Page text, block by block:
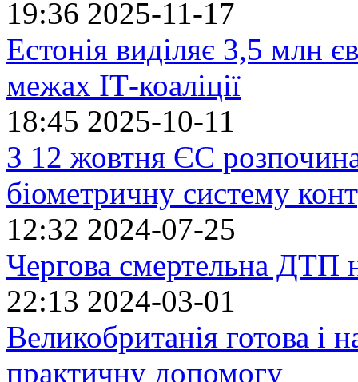
19:36 2025-11-17
Естонія виділяє 3,5 млн
межах ІТ-коаліції
18:45 2025-10-11
З 12 жовтня ЄС
біометричну систему
12:32 2024-07-25
Чергова смертельна ДТП
22:13 2024-03-01
Великобританія готова і
практичну допомогу